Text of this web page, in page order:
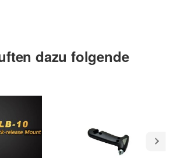
dazu folgende